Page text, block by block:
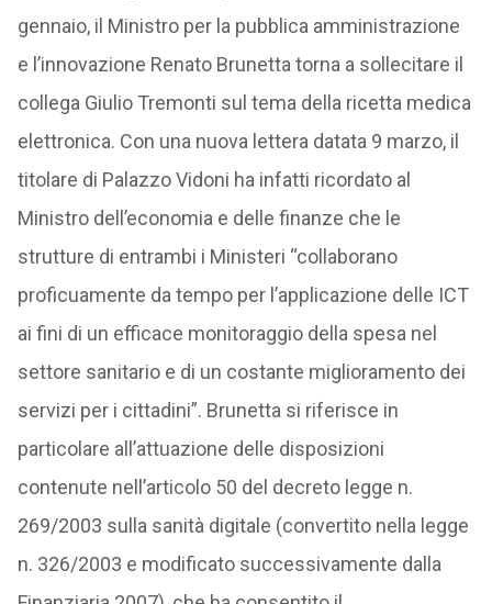
gennaio, il Ministro per la pubblica amministrazione
e l’innovazione Renato Brunetta torna a sollecitare il
collega Giulio Tremonti sul tema della ricetta medica
elettronica. Con una nuova lettera datata 9 marzo, il
titolare di Palazzo Vidoni ha infatti ricordato al
Ministro dell’economia e delle finanze che le
strutture di entrambi i Ministeri “collaborano
proficuamente da tempo per l’applicazione delle ICT
ai fini di un efficace monitoraggio della spesa nel
settore sanitario e di un costante miglioramento dei
servizi per i cittadini”. Brunetta si riferisce in
particolare all’attuazione delle disposizioni
contenute nell’articolo 50 del decreto legge n.
269/2003 sulla sanità digitale (convertito nella legge
n. 326/2003 e modificato successivamente dalla